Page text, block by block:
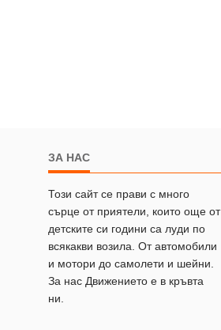
ЗА НАС
Този сайт се прави с много
сърце от приятели, които още от
детските си години са луди по
всякакви возила. От автомобили
и мотори до самолети и шейни.
За нас Движението е в кръвта
ни.